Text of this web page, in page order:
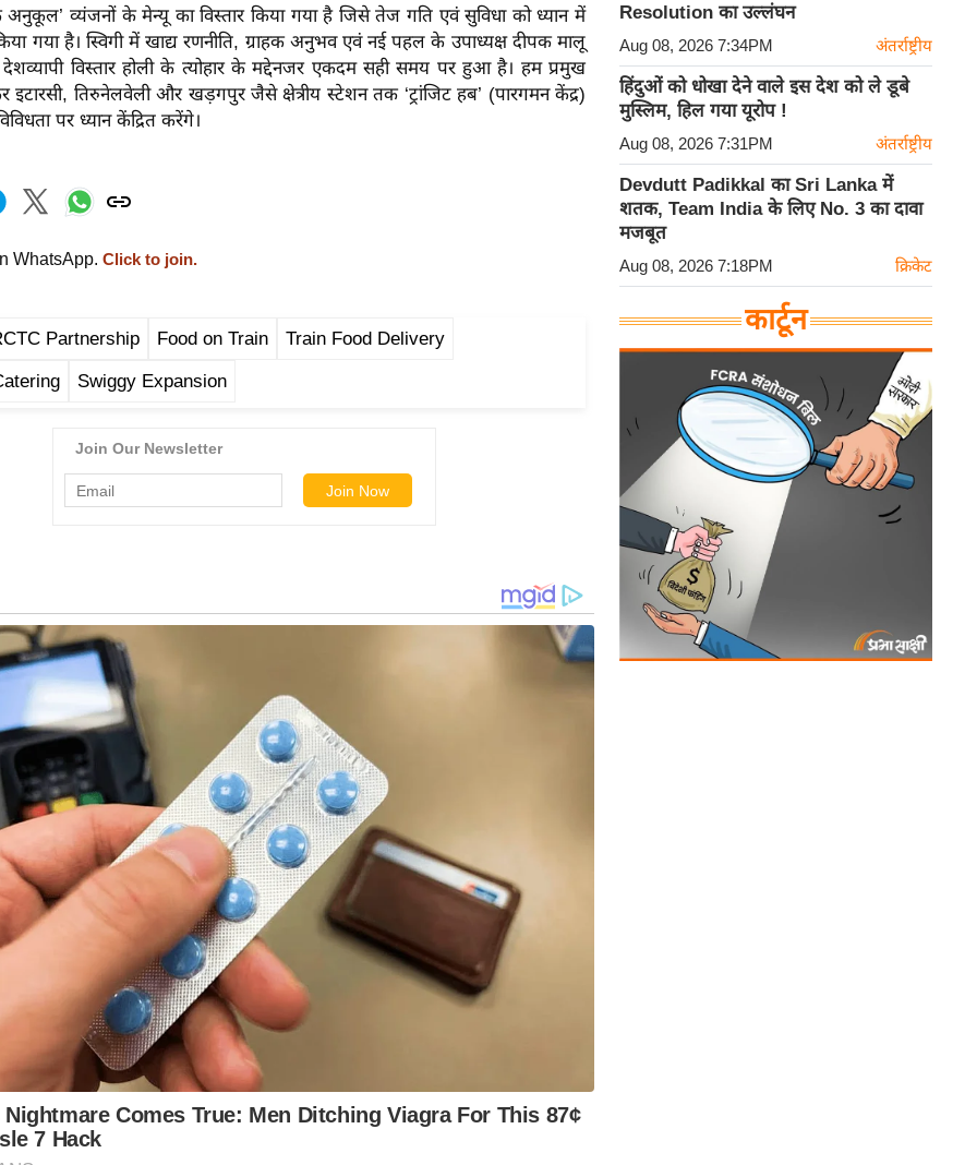
अनुकूल’ व्यंजनों के मेन्यू का विस्तार किया गया है जिसे तेज गति एवं सुविधा को ध्यान में
गया है। स्विगी में खाद्य रणनीति, ग्राहक अनुभव एवं नई पहल के उपाध्यक्ष दीपक मालू
विस्तार होली के त्योहार के मद्देनजर एकदम सही समय पर हुआ है। हम प्रमुख
तिरुनेलवेली और खड़गपुर जैसे क्षेत्रीय स्टेशन तक ‘ट्रांजिट हब’ (पारगमन केंद्र)
पर ध्यान केंद्रित करेंगे।
WhatsApp. Click to join.
Partnership Food on Train Train Food Delivery
Swiggy Expansion
Resolution का उल्लंघन
Aug 08, 2026 7:34PM अंतर्राष्ट्रीय
हिंदुओं को धोखा देने वाले इस देश को ले डूबे
मुस्लिम, हिल गया यूरोप !
Aug 08, 2026 7:31PM अंतर्राष्ट्रीय
Devdutt Padikkal का Sri Lanka में
शतक, Team India के लिए No. 3 का दावा
मजबूत
Aug 08, 2026 7:18PM क्रिकेट
कार्टून